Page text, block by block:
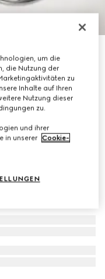
um die
die Nutzung der
zu
Inhalte auf Ihren
Nutzung dieser
zu.
und ihrer
in unserer Cookie-